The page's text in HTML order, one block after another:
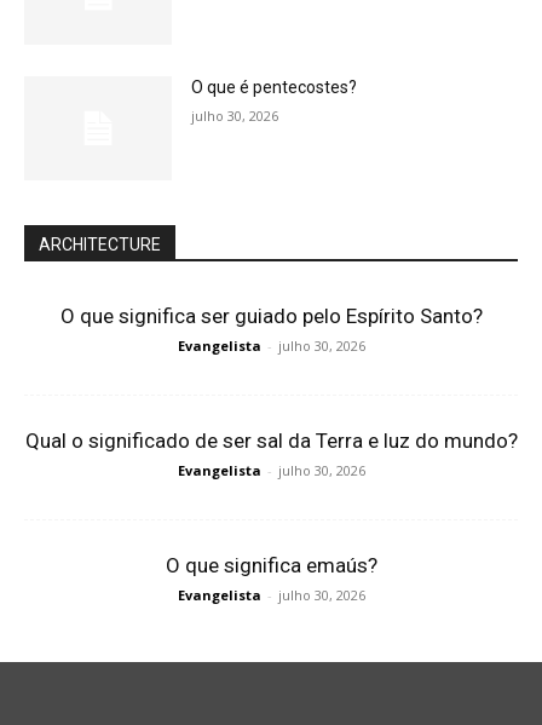
O que é pentecostes?
julho 30, 2026
ARCHITECTURE
O que significa ser guiado pelo Espírito Santo?
Evangelista - julho 30, 2026
Qual o significado de ser sal da Terra e luz do mundo?
Evangelista - julho 30, 2026
O que significa emaús?
Evangelista - julho 30, 2026